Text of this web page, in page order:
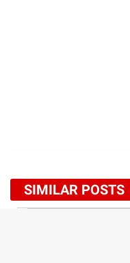
SIMILAR POSTS